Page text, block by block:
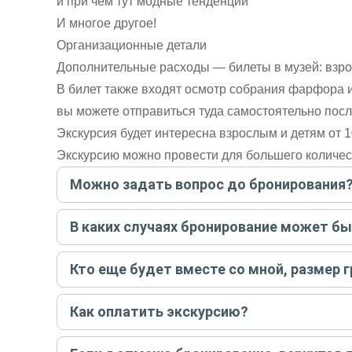
И многое другое!
Организационные детали
Дополнительные расходы — билеты в музей:
В билет также входят осмотр собрания фарфора
вы можете отправиться туда самостоятельно
Экскурсия будет интересна взрослым и детям от
Экскурсию можно провести для большего
Можно задать вопрос до бронирования?
Достаточно перейти по ссылке «Задать вопрос» и
бронируйте экскурсию.Задать вопрос.
В каких случаях бронирование может
Только в случае неблагоприятных погодных
вас об отмене, а мы вернем предоплату на карту. Во
Кто еще будет вместе со мной, размер
Если экскурсия индивидуальная, гид проведет
условий конкретной экскурсии.
Как оплатить экскурсию?
Создайте заказ на удобную дату и время, и